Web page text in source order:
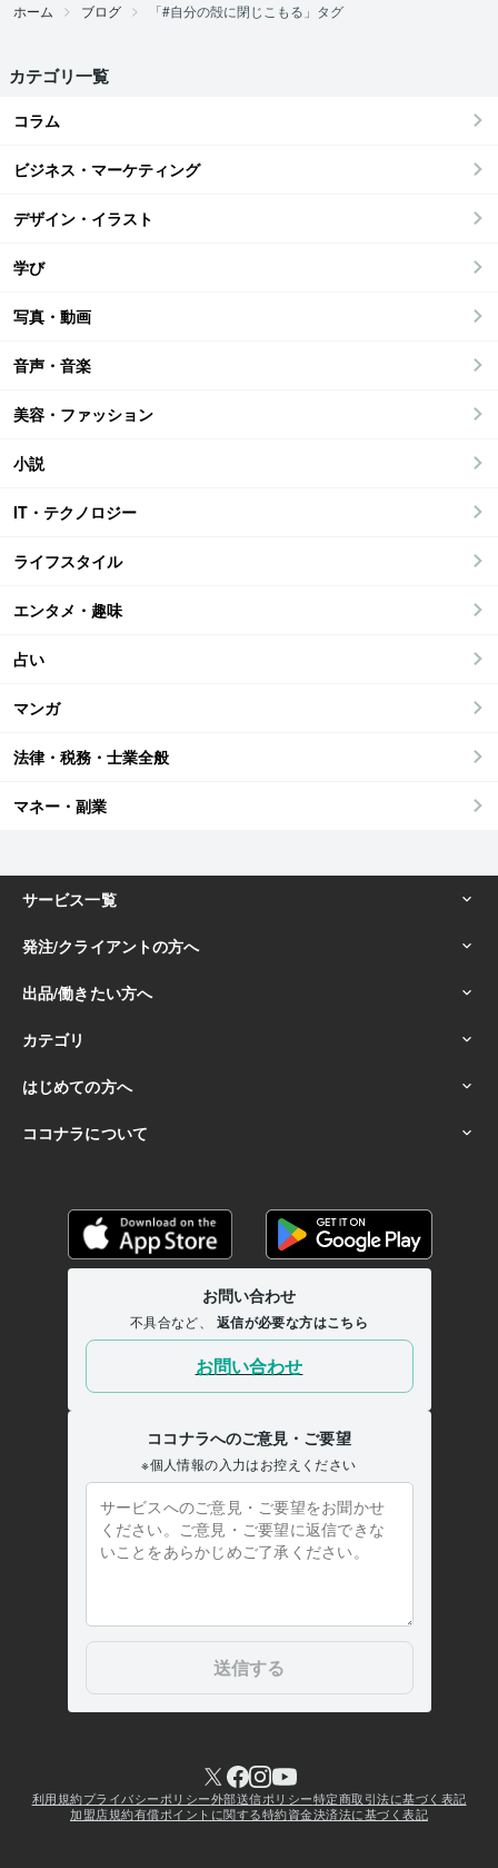
ホーム ブログ 「#自分の殻に閉じこもる」タグ
カテゴリ一覧
コラム
ビジネス・マーケティング
デザイン・イラスト
学び
写真・動画
音声・音楽
美容・ファッション
小説
IT・テクノロジー
ライフスタイル
エンタメ・趣味
占い
マンガ
法律・税務・士業全般
マネー・副業